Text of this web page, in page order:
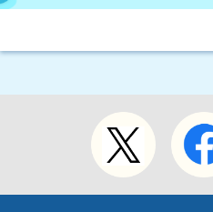
特別観覧施
ダイニングセット
なるちゃ
ステージ・音響
芝生
1 ご利用希望日の
ボートレース鳴門（鳴門
に利用許可申請書をご提
※申請書提出は持参のみ
先着順とします。